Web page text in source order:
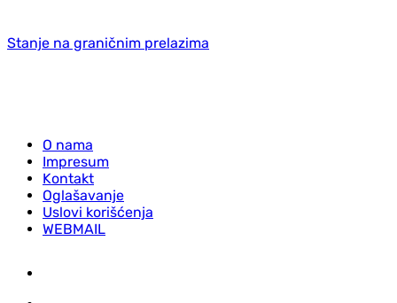
Stanje na graničnim prelazima
O nama
Impresum
Kontakt
Oglašavanje
Uslovi korišćenja
WEBMAIL